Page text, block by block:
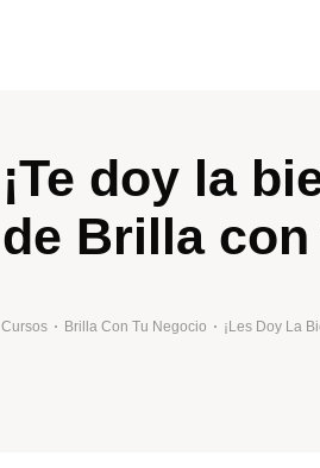
¡Te doy la
de Brilla
Cursos Brilla Con Tu Negocio ¡Les Doy La